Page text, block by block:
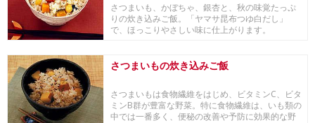
さつまいも、かぼちゃ、銀杏と、秋の味覚たっぷ
りの炊き込みご飯。「ヤマサ昆布つゆ白だし」
で、ほっこりやさしい味に仕上がります。
さつまいもの炊き込みご飯
さつまいもは食物繊維をはじめ、ビタミンC、ビタ
ミンB群が豊富な野菜。特に食物繊維は、いも類の
中では一番多く、便秘の改善や予防に効果的な野